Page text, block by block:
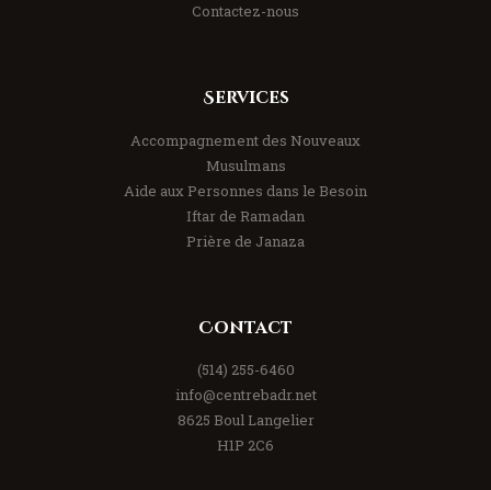
Contactez-nous
Services
Accompagnement des Nouveaux
Musulmans
Aide aux Personnes dans le Besoin
Iftar de Ramadan
Prière de Janaza
Contact
(514) 255-6460
info@centrebadr.net
8625 Boul Langelier
H1P 2C6